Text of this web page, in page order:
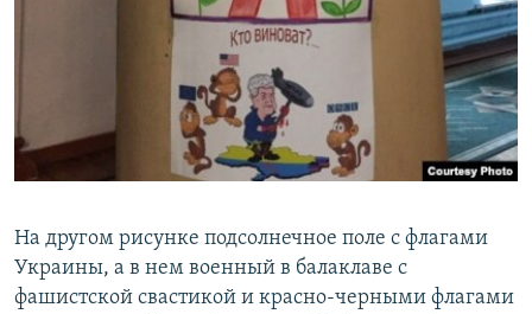
На другом рисунке подсолнечное поле с флагами
Украины, а в нем военный в балаклаве с
фашистской свастикой и красно-черными флагами